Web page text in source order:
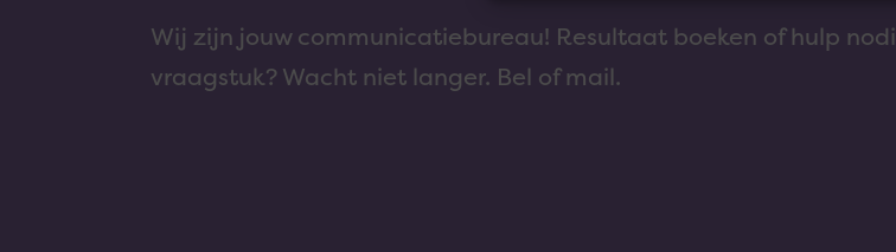
Wij zijn jouw communicatiebureau! Resultaat boeken of hulp
vraagstuk? Wacht niet langer. Bel of mail.